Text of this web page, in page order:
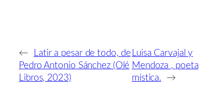
←
Latir a pesar de todo, de
Pedro Antonio Sánchez (Olé
Libros, 2023)
Luisa Carvajal y
Mendoza , poeta
mística.
→